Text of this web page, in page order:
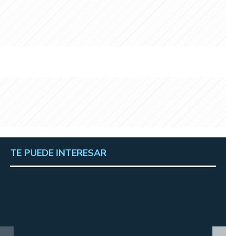
TE PUEDE INTERESAR